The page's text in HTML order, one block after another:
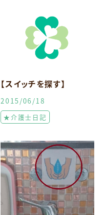
【スイッチを探す】
2015/06/18
★介護士日記